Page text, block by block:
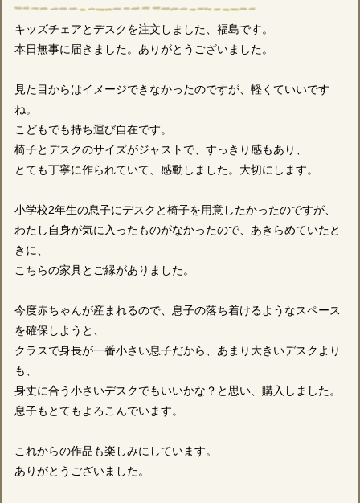
キッズチェアとデスクを注文しました、福島です。
本日無事に届きました。ありがとうございました。
見た目からはイメージできなかったのですが、軽くていいです
ね。
こどもでも持ち運び自在です。
椅子とデスクのサイズがジャストで、すっきり感もあり、
とても丁寧に作られていて、感動しました。大切にします。
小学校2年生の息子にデスクと椅子を用意したかったのですが、
わたし自身が気に入ったものがなかったので、あきらめていたと
きに、
こちらの家具とご縁がありました。
今度赤ちゃんが産まれるので、息子の落ち着けるようなスペース
を確保しようと、
クラスで身長が一番小さい息子だから、あまり大きいデスクより
も、
身丈に合う小さいデスクでもいいかな？と思い、購入しました。
息子もとてもよろこんでいます。
これからの作品も楽しみにしています。
ありがとうございました。